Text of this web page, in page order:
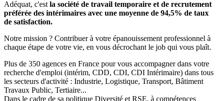
Adéquat, c'est la société de travail temporaire et de recrutement
préférée des intérimaires avec une moyenne de 94,5% de taux
de satisfaction.
Notre mission ? Contribuer à votre épanouissement professionnel à
chaque étape de votre vie, en vous décrochant le job qui vous plaît.
Plus de 350 agences en France pour vous accompagner dans votre
recherche d'emploi (intérim, CDD, CDI, CDI Intérimaire) dans tous
les secteurs d'activité : Industrie, Logistique, Transport, Bâtiment
Travaux Public, Tertiaire...
Dans le cadre de sa politique Diversité et RSE, à compétences